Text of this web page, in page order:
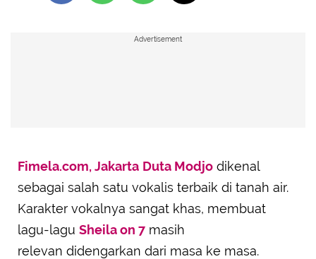
Advertisement
Fimela.com, Jakarta Duta Modjo dikenal
sebagai salah satu vokalis terbaik di tanah air.
Karakter vokalnya sangat khas, membuat
lagu-lagu Sheila on 7 masih
relevan didengarkan dari masa ke masa.